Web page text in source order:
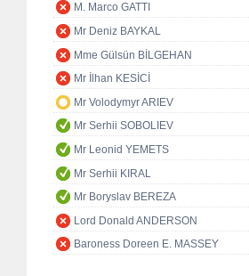
M. Marco GATTI
Mr Deniz BAYKAL
Mme Gülsün BİLGEHAN
Mr İlhan KESİCİ
Mr Volodymyr ARIEV
Mr Serhii SOBOLIEV
Mr Leonid YEMETS
Mr Serhii KIRAL
Mr Boryslav BEREZA
Lord Donald ANDERSON
Baroness Doreen E. MASSEY